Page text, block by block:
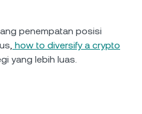
penempatan posisi
how to diversify a crypto
yang lebih luas.